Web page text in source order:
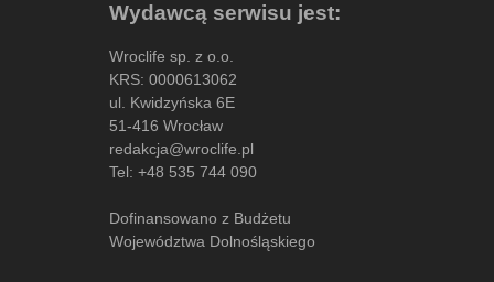
Wydawcą serwisu jest:
Wroclife sp. z o.o.
KRS: 0000613062
ul. Kwidzyńska 6E
51-416 Wrocław
redakcja@wroclife.pl
Tel: +48 535 744 090
Dofinansowano z Budżetu
Województwa Dolnośląskiego